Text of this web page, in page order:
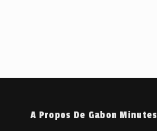
A Propos De Gabon Minutes